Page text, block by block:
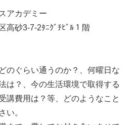
アカデミー
3-7-2ﾀﾆｸﾞﾁﾋﾞﾙ１階
のぐらい通うのか？、何曜日な
は？、今の生活環境で取得する
講費用は？等、どのようなこと
い。